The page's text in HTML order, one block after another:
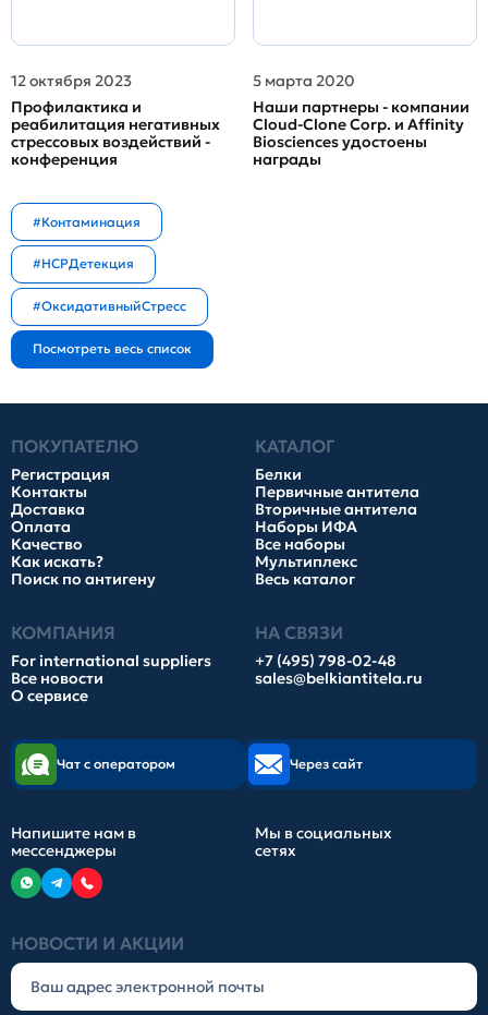
12 октября 2023
Профилактика и
реабилитация негативных
стрессовых воздействий -
конференция
5 марта 2020
Наши партнеры - компании
Cloud-Clone Corp. и Affinity
Biosciences удостоены
награды
#Контаминация
#HCPДетекция
#ОксидативныйСтресс
ПОКУПАТЕЛЮ
Регистрация
Контакты
Доставка
Оплата
Качество
Как искать?
Поиск по антигену
КАТАЛОГ
Белки
Первичные антитела
Вторичные антитела
Наборы ИФА
Все наборы
Мультиплекс
Весь каталог
КОМПАНИЯ
For international suppliers
Все новости
О сервисе
НА СВЯЗИ
+7 (495) 798-02-48
sales@belkiantitela.ru
НОВОСТИ И АКЦИИ
Чат с оператором Через сайт
Напишите нам в
мессенджеры
Мы в социальных
сетях